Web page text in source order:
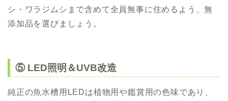
シ・ワラジムシまで含めて全員無事に住めるよう、無
添加品を選びましょう。
⑤ LED照明＆UVB改造
純正の魚水槽用LEDは植物用や鑑賞用の色味であり、